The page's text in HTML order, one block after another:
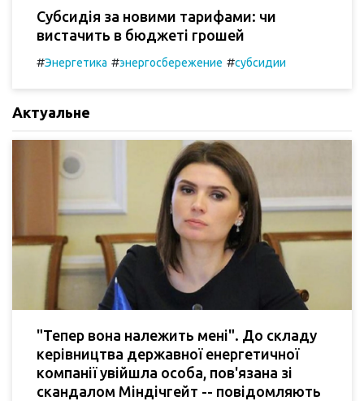
Субсидія за новими тарифами: чи
вистачить в бюджеті грошей
#Энергетика #энергосбережение #субсидии
Актуальне
"Тепер вона належить мені". До складу
керівництва державної енергетичної
компанії увійшла особа, пов'язана зі
скандалом Міндічгейт -- повідомляють